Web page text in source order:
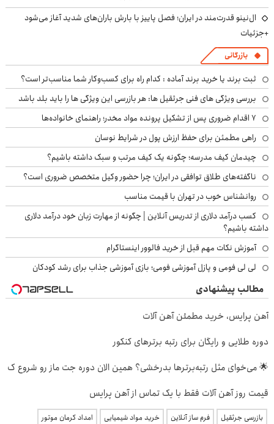
ال‌نینو قدرت‌مند در ایران؛ فصل پاییز با بارش باران‌های شدید آغاز می‌شود
+جزئیات
بازرگانی
ثبت برند یا خرید برند آماده : کدام راه برای کسب‌وکار شما مناسب‌تر است؟
بررسی ویژگی های فنی جرثقیل ها: هر بازرسی این ویژگی ها را باید بلد باشد
۷ اقدام ضروری پس از تشکیل پرونده مواد مخدر؛ راهنمای خانواده‌ها
راهی مطمئن برای حفظ ارزش پول در شرایط نوسان
چیدمان کیف مدرسه؛ چگونه یک کیف مرتب و سبک داشته باشیم؟
ناگفته‌های طلاق توافقی در ایران؛ چرا حضور وکیل متخصص ضروری است؟
روانشناس خوب در تهران با قیمت مناسب
کسب درآمد دلاری از تدریس آنلاین | چگونه از مهارت زبان خود درآمد دلاری
داشته باشیم؟
آموزش نکات مهم قبل از خرید فالوور اینستاگرام
لی لی فومی و پازل آموزشی فومی؛ بازی آموزشی جذاب برای رشد کودکان
مطالب پیشنهادی
آهن پرایس، خرید مطمئن آهن آلات
دوره طلایی و رایگان برای رتبه برترهای کنکور
🌟 می‌خوای مثل رتبه‌برترها بدرخشی؟ همین الان دوره جت ماز رو شروع ک
قیمت روز آهن آلات فقط با یک تماس از آهن پرایس
بازرسی جرثقیل فرم ساز آنلاین خرید مواد شیمیایی
امداد کرمان موتور